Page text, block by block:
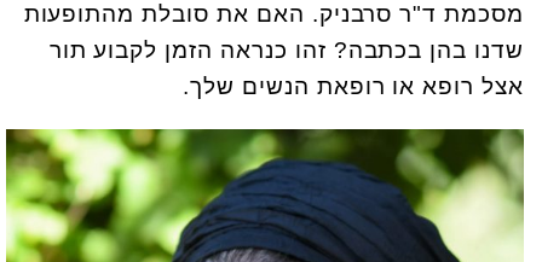
מסכמת ד"ר סרבניק. האם את סובלת מהתופעות
שדנו בהן בכתבה? זהו כנראה הזמן לקבוע תור
אצל רופא או רופאת הנשים שלך.